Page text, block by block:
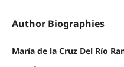
Author Biographies
María de la Cruz Del Río